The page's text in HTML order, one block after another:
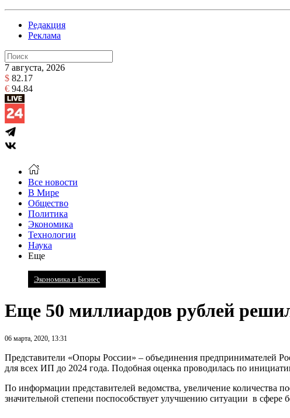
Редакция
Реклама
7 августа, 2026
$ 82.17
€ 94.84
Все новости
В Мире
Общество
Политика
Экономика
Технологии
Наука
Еще
Экономика и Бизнес
Еще 50 миллиардов рублей
06 марта, 2020, 13:31
Представители «Опоры России» – объединения предпринимателей
для всех ИП до 2024 года. Подобная оценка проводилась по
По информации представителей ведомства, увеличение количества
значительной степени поспособствует улучшению ситуации в сфере